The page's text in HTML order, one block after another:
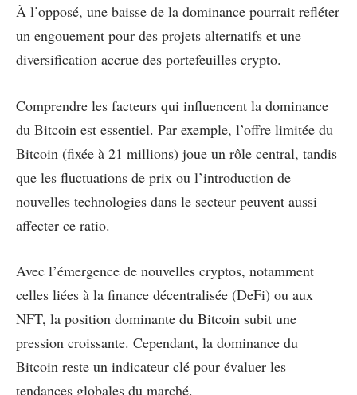
À l’opposé, une baisse de la dominance pourrait refléter
un engouement pour des projets alternatifs et une
diversification accrue des portefeuilles crypto.
Comprendre les facteurs qui influencent la dominance
du Bitcoin est essentiel. Par exemple, l’offre limitée du
Bitcoin (fixée à 21 millions) joue un rôle central, tandis
que les fluctuations de prix ou l’introduction de
nouvelles technologies dans le secteur peuvent aussi
affecter ce ratio.
Avec l’émergence de nouvelles cryptos, notamment
celles liées à la finance décentralisée (DeFi) ou aux
NFT, la position dominante du Bitcoin subit une
pression croissante. Cependant, la dominance du
Bitcoin reste un indicateur clé pour évaluer les
tendances globales du marché.